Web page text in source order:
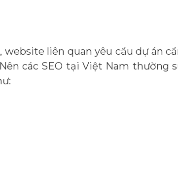
liên quan yêu cầu dự án
các SEO tại Việt Nam thường